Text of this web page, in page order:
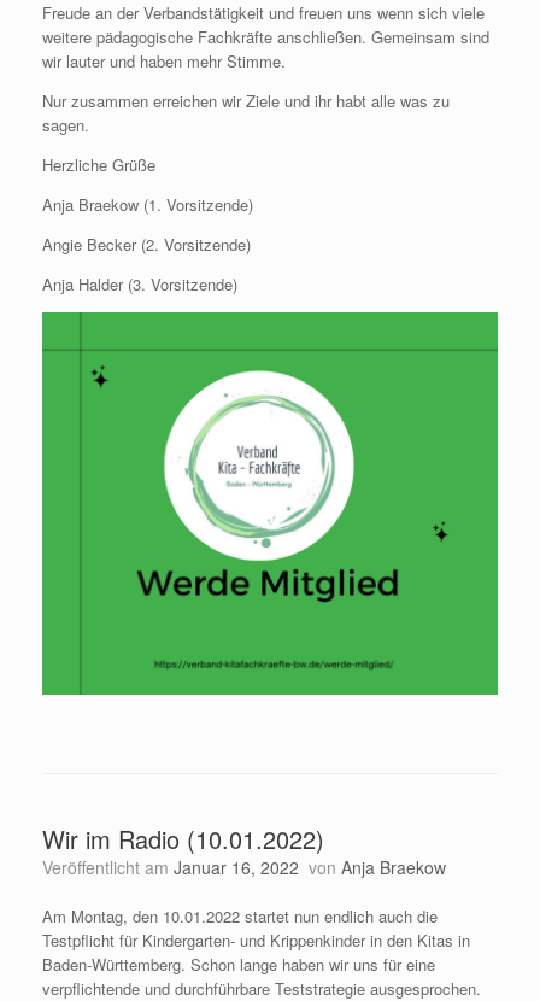
Freude an der Verbandstätigkeit und freuen uns wenn sich viele
weitere pädagogische Fachkräfte anschließen. Gemeinsam sind
wir lauter und haben mehr Stimme.
Nur zusammen erreichen wir Ziele und ihr habt alle was zu
sagen.
Herzliche Grüße
Anja Braekow (1. Vorsitzende)
Angie Becker (2. Vorsitzende)
Anja Halder (3. Vorsitzende)
Wir im Radio (10.01.2022)
Veröffentlicht am Januar 16, 2022 von Anja Braekow
Am Montag, den 10.01.2022 startet nun endlich auch die
Testpflicht für Kindergarten- und Krippenkinder in den Kitas in
Baden-Württemberg. Schon lange haben wir uns für eine
verpflichtende und durchführbare Teststrategie ausgesprochen.